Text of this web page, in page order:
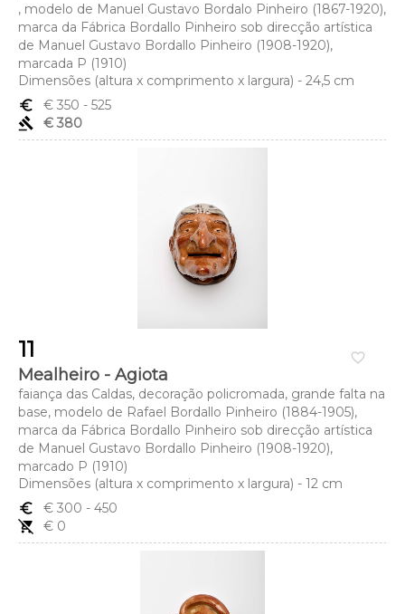
, modelo de Manuel Gustavo Bordalo Pinheiro (1867-1920),
marca da Fábrica Bordallo Pinheiro sob direcção artística
de Manuel Gustavo Bordallo Pinheiro (1908-1920),
marcada P (1910)
Dimensões (altura x comprimento x largura) - 24,5 cm
euro_symbol
€ 350 - 525
gavel
€ 380
favorite_border
11
Mealheiro - Agiota
faiança das Caldas, decoração policromada, grande falta na
base, modelo de Rafael Bordallo Pinheiro (1884-1905),
marca da Fábrica Bordallo Pinheiro sob direcção artística
de Manuel Gustavo Bordallo Pinheiro (1908-1920),
marcado P (1910)
Dimensões (altura x comprimento x largura) - 12 cm
euro_symbol
€ 300 - 450
remove_shopping_cart
€ 0